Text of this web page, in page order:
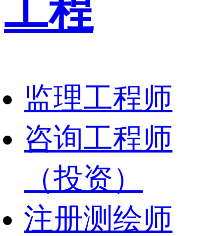
工程
监理工程师
咨询工程师
（投资）
注册测绘师